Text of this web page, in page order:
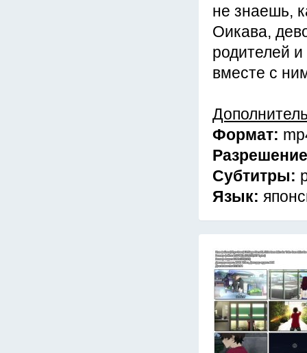
не знаешь,
Оикава,
родителей
вместе с
Формат:
Субтитры:
Язык: